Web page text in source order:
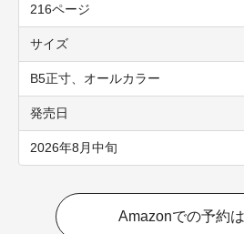
216ページ
サイズ
B5正寸、オールカラー
発売日
2026年8月中旬
Amazonでの予約